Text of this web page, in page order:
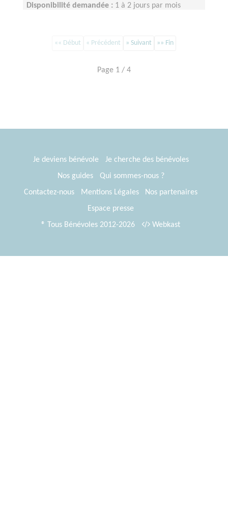
Disponibilité demandée : 1 à 2 jours par mois
«« Début « Précédent » Suivant »» Fin
Page 1 / 4
Je deviens bénévole
Je cherche des bénévoles
Nos guides
Qui sommes-nous ?
Contactez-nous
Mentions Légales
Nos partenaires
Espace presse
® Tous Bénévoles 2012-2026
Webkast